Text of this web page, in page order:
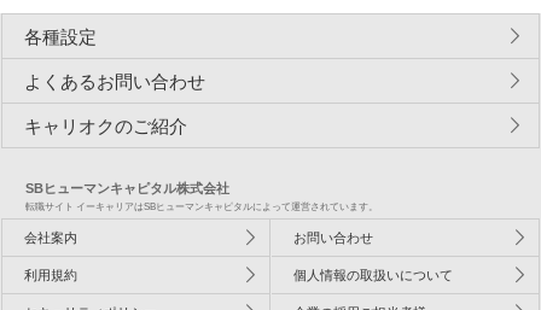
各種設定
よくあるお問い合わせ
キャリオクのご紹介
SBヒューマンキャピタル株式会社
転職サイト イーキャリアはSBヒューマンキャピタルによって運営されています。
会社案内 お問い合わせ
利用規約 個人情報の取扱いについて